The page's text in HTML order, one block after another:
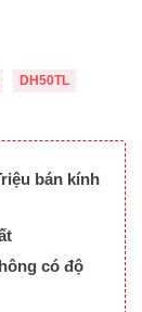
DH50TL
bán kính
có độ